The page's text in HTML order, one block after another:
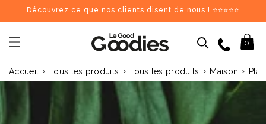
passer
au
contenu
Découvrez ce que nos clients disent de nous ! ⭐⭐⭐⭐⭐
Panier
0
Dernières recherches :Supprimer tout
Recherches populaires
totebag gobelet tour de cou parapluie
Accueil › Tous les produits › Tous les produits › Maison ›